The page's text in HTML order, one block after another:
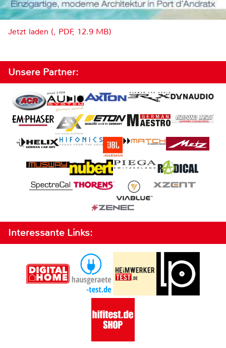
Jetzt laden (, PDF, 12.9 MB)
Unsere Partner:
Interessante Links: